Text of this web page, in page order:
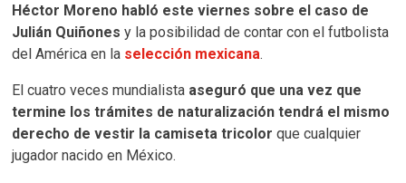
Héctor Moreno habló este viernes sobre el caso de
Julián Quiñones y la posibilidad de contar con el futbolista
del América en la selección mexicana.
El cuatro veces mundialista aseguró que una vez que
termine los trámites de naturalización tendrá el mismo
derecho de vestir la camiseta tricolorque cualquier
jugador nacido en México.